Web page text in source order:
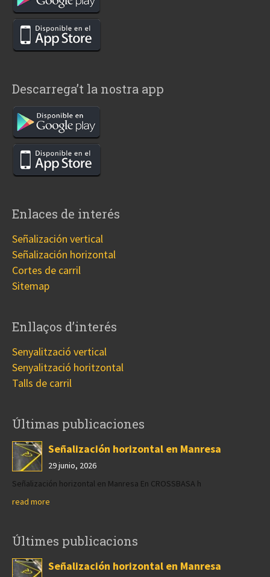
Descarrega’t la nostra app
Enlaces de interés
Señalización vertical
Señalización horizontal
Cortes de carril
Sitemap
Enllaços d’interés
Senyalització vertical
Senyalització horitzontal
Talls de carril
Últimas publicaciones
Señalización horizontal en Manresa
29 junio, 2026
Señalización horizontal en Manresa En CROSSBASA h
read more
Últimes publicacions
Señalización horizontal en Manresa